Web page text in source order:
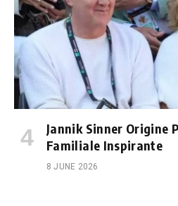
Jannik Sinner Origine
Familiale Inspirante
8 JUNE 2026